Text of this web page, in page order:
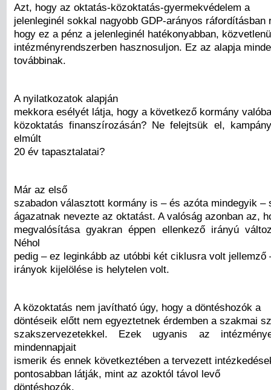
Azt, hogy az oktatás-közoktatás-gyermekvédelem a
jelenleginél sokkal nagyobb GDP-arányos ráfordításban
hogy ez a pénz a jelenleginél hatékonyabban,
intézményrendszerben hasznosuljon. Ez az alapja
továbbinak.
A nyilatkozatok alapján
mekkora esélyét látja, hogy a következő kormány
közoktatás finanszírozásán? Ne felejtsük el,
elmúlt
20 év tapasztalatai?
Már az első
szabadon választott kormány is – és azóta mindegyik –
ágazatnak nevezte az oktatást. A valóság azonban az,
megvalósítása gyakran éppen ellenkező irányú
Néhol
pedig – ez leginkább az utóbbi két ciklusra volt jellemző
irányok kijelölése is helytelen volt.
A közoktatás nem javítható úgy, hogy a döntéshozók a
döntéseik előtt nem egyeztetnek érdemben a szakmai
szakszervezetekkel. Ezek ugyanis az
mindennapjait
ismerik és ennek következtében a tervezett
pontosabban látják, mint az azoktól távol levő
döntéshozók.